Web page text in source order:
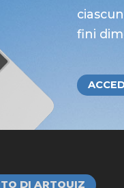
fini
DI ARTQUIZ